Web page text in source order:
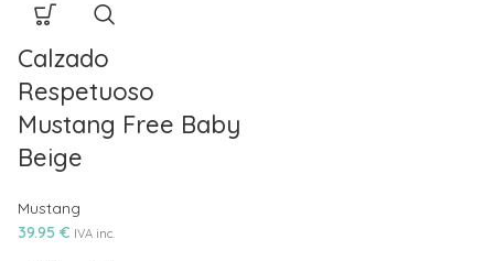
Calzado
Respetuoso
Mustang Free Baby
Beige
Mustang
39.95 € IVA inc.